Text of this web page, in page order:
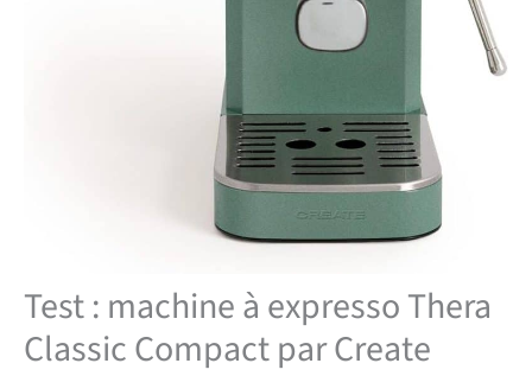
Test : machine à expresso Thera
Classic Compact par Create